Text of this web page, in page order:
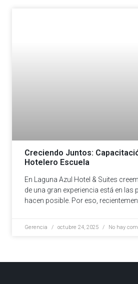
Creciendo Juntos:
Hotelero Escuela
En Laguna Azul Hotel & Suites
de una gran experiencia está en las
hacen posible. Por eso,
Gerencia octubre 24, 2025 No hay